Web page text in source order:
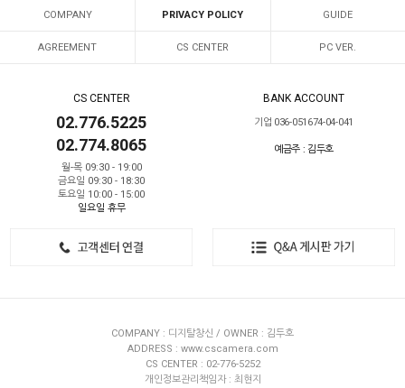
COMPANY PRIVACY POLICY GUIDE
AGREEMENT CS CENTER PC VER.
CS CENTER
02.776.5225
02.774.8065
월-목 09:30 - 19:00
금요일 09:30 - 18:30
토요일 10:00 - 15:00
일요일 휴무
BANK ACCOUNT
기업 036-051674-04-041
예금주 : 김두호
COMPANY : 디지탈창신 / OWNER : 김두호
ADDRESS : www.cscamera.com
CS CENTER : 02-776-5252
개인정보관리책임자 : 최현지